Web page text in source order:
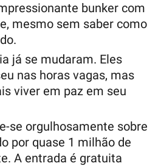
bunker com
mesmo sem saber como
já se mudaram. Eles
nas horas vagas, mas
viver em paz em seu
se orgulhosamente sobre
por quase 1 milhão de
A entrada é gratuita